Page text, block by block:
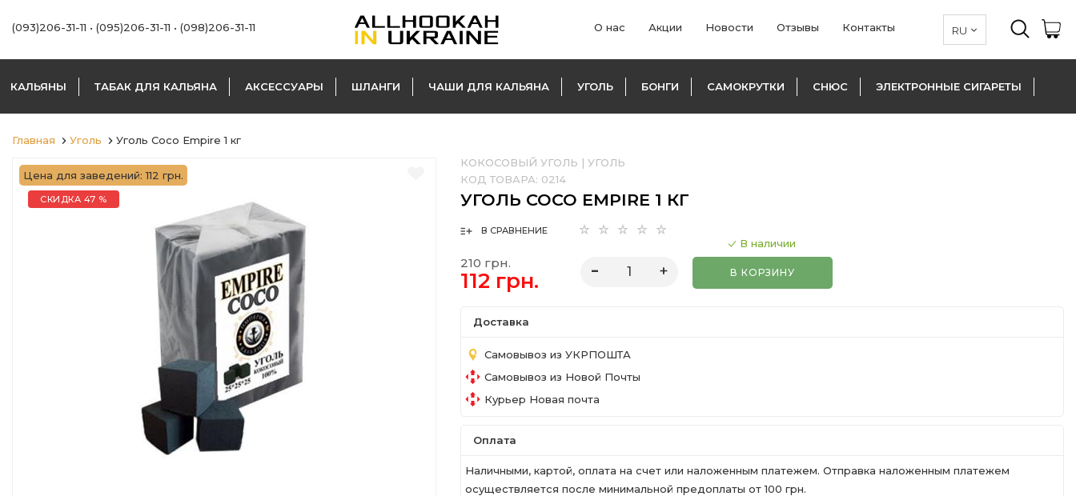
(093)206-31-11 • (095)206-31-11 • (098)206-31-11 О нас Акции Новости Отзывы Контакты
КАЛЬЯНЫ ТАБАК ДЛЯ КАЛЬЯНА АКСЕССУАРЫ ШЛАНГИ ЧАШИ ДЛЯ КАЛЬЯНА УГОЛЬ БОНГИ САМОКРУТКИ СНЮС ЭЛЕКТРОННЫЕ СИГАРЕТЫ
Главная Уголь Уголь Coco Empire 1 кг
Цена для заведений: 112 грн.
СКИДКА 47 %
КОКОСОВЫЙ УГОЛЬ | УГОЛЬ
КОД ТОВАРА: 0214
УГОЛЬ COCO EMPIRE 1 КГ
В СРАВНЕНИЕ
210 грн.
112 грн.
В наличии
В КОРЗИНУ
Доставка
Самовывоз из УКРПОШТА
Самовывоз из Новой Почты
Курьер Новая почта
Оплата
Наличными, картой, оплата на счет или наложенным платежем. Отправка наложенным платежем
осуществляется после минимальной предоплаты от 100 грн.